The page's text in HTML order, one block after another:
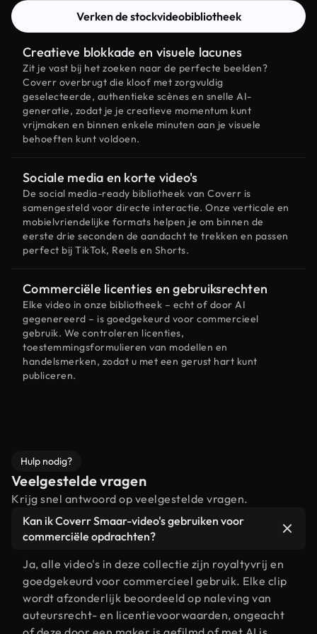
Verken de stockvideobibliotheek
Creatieve blokkade en visuele lacunes
Zit je vast bij het zoeken naar de perfecte beelden?
Coverr overbrugt die kloof met zorgvuldig
geselecteerde, authentieke scènes en snelle AI-
generatie, zodat je je creatieve momentum kunt
vrijmaken en binnen enkele minuten aan je visuele
behoeften kunt voldoen.
Sociale media en korte video's
De social media-ready bibliotheek van Coverr is
samengesteld voor directe interactie. Onze verticale en
mobielvriendelijke formats helpen je om binnen de
eerste drie seconden de aandacht te trekken en passen
perfect bij TikTok, Reels en Shorts.
Commerciële licenties en gebruiksrechten
Elke video in onze bibliotheek – echt of door AI
gegenereerd – is goedgekeurd voor commercieel
gebruik. We controleren licenties,
toestemmingsformulieren van modellen en
handelsmerken, zodat u met een gerust hart kunt
publiceren.
Hulp nodig?
Veelgestelde vragen
Krijg snel antwoord op veelgestelde vragen.
Kan ik Coverr Smaar-video's gebruiken voor
commerciële opdrachten?
Ja, alle video's in deze collectie zijn royaltyvrij en
goedgekeurd voor commercieel gebruik. Elke clip
wordt afzonderlijk beoordeeld op naleving van
auteursrecht- en licentievoorwaarden, ongeacht